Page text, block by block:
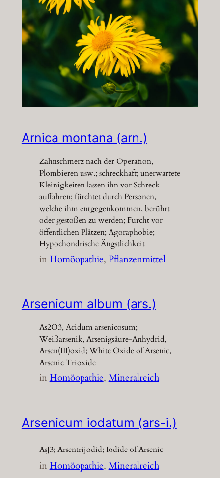
Arnica montana (arn.)
Zahnschmerz nach der Operation,
Plombieren usw.; schreckhaft; unerwartete
Kleinigkeiten lassen ihn vor Schreck
auffahren; fürchtet durch Personen,
welche ihm entgegenkommen, berührt
oder gestoßen zu werden; Furcht vor
öffentlichen Plätzen; Agoraphobie;
Hypochondrische Ängstlichkeit
inHomöopathie, Pflanzenmittel
Arsenicum album (ars.)
As2O3, Acidum arsenicosum;
Weißarsenik, Arsenigsäure-Anhydrid,
Arsen(III)oxid; White Oxide of Arsenic,
Arsenic Trioxide
inHomöopathie, Mineralreich
Arsenicum iodatum (ars-i.)
AsJ3; Arsentrijodid; Iodide of Arsenic
inHomöopathie, Mineralreich